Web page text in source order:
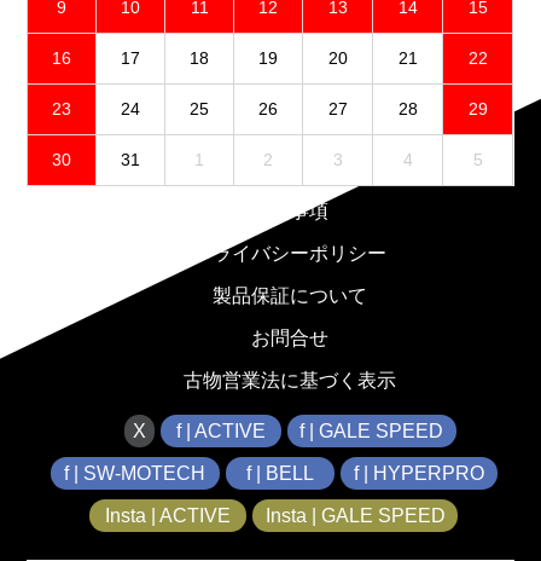
9 10 11 12 13 14 15
16 17 18 19 20 21 22
23 24 25 26 27 28 29
30 31 1 2 3 4 5
免責事項
プライバシーポリシー
製品保証について
お問合せ
古物営業法に基づく表示
X f | ACTIVE f | GALE SPEED
f | SW-MOTECH f | BELL f | HYPERPRO
Insta | ACTIVE Insta | GALE SPEED